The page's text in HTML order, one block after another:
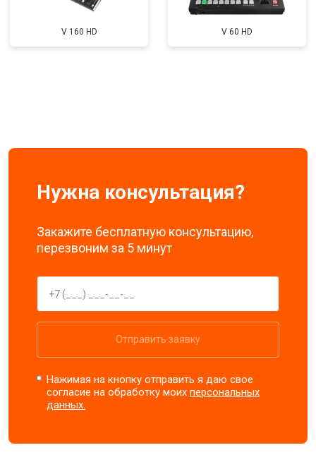
V 160 HD V 60 HD
Нужна консультация?
Закажите бесплатную консультацию,
перезвоним за 5 минут
Отправить заявку
Нажимая на кнопку отправить я даю свое
согласие на обработку моихперсональных
данных.